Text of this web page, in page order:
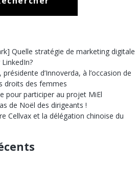
Quelle stratégie de marketing digitale
d’Innoverda, à l’occasion de
droits des femmes
pour participer au projet MiEl
de Noël des dirigeants !
Cellvax et la délégation chinoise du